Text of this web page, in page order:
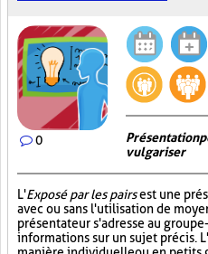
0
Présentation
vulgariser
L'Exposé par les pairsest une
avec ou sans l'utilisation de
présentateur s'adresse au
informations sur un sujet précis.